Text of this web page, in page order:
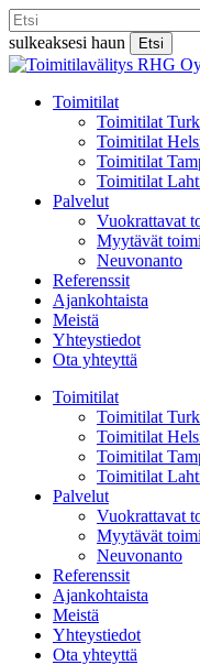
Skip
to
main
content
sulkeaksesi haun
Etsi
Close
Menu
Toimitilat
Toimitilat
Toimitilat
Toimitilat
Toimitilat
Palvelut
Vuokrattavat
Myytävät
Neuvonanto
Referenssit
Ajankohtaista
Meistä
Yhteystiedot
Ota yhteyttä
Toimitilat
Toimitilat
Toimitilat
Toimitilat
Toimitilat
Palvelut
Vuokrattavat
Myytävät
Neuvonanto
Referenssit
Ajankohtaista
Meistä
Yhteystiedot
Ota yhteyttä